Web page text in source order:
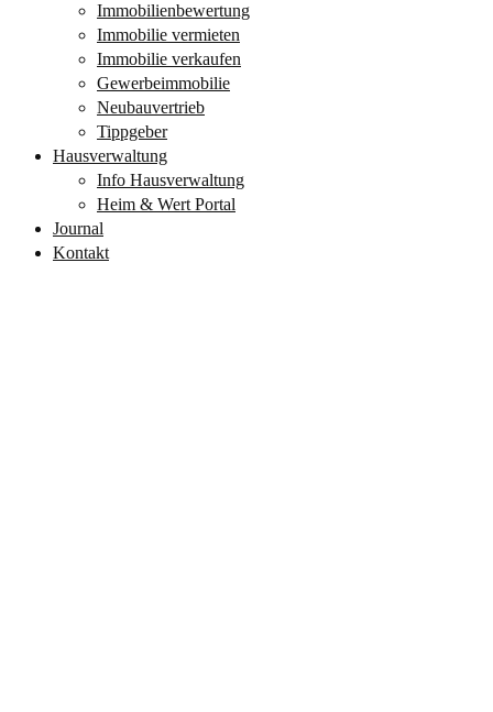
Immobilienbewertung
Immobilie vermieten
Immobilie verkaufen
Gewerbeimmobilie
Neubauvertrieb
Tippgeber
Hausverwaltung
Info Hausverwaltung
Heim & Wert Portal
Journal
Kontakt